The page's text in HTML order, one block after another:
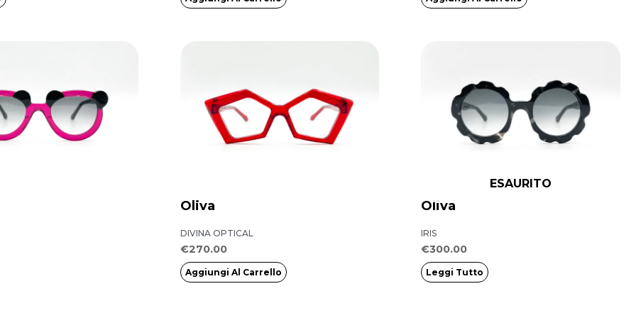
Oliva
DIVINA OPTICAL
€270.00
Aggiungi Al Carrello
Oliva
ESAURITO
IRIS
€300.00
Leggi Tutto